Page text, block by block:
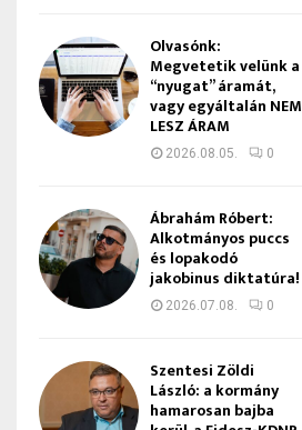
Olvasónk:
Megvetetik velünk a
“nyugat” áramát,
vagy egyáltalán NEM
LESZ ÁRAM
2026.08.05. 0
Ábrahám Róbert:
Alkotmányos puccs
és lopakodó
jakobinus diktatúra!
2026.07.08. 0
Szentesi Zöldi
László: a kormány
hamarosan bajba